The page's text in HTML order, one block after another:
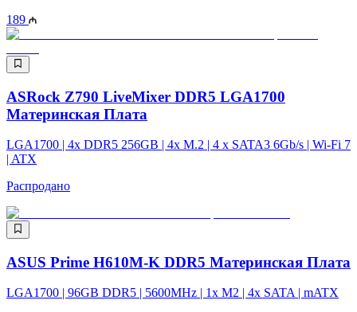
189
ASRock Z790 LiveMixer DDR5 LGA1700
Материнская Плата
LGA1700 | 4x DDR5 256GB | 4x M.2 | 4 x SATA3 6Gb/s | Wi-Fi 7
| ATX
Распродано
ASUS Prime H610M-K DDR5 Материнская Плата
LGA1700 | 96GB DDR5 | 5600MHz | 1x M2 | 4x SATA | mATX